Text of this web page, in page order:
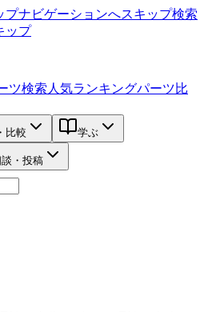
プナビゲーションへスキップ検索
ップ
ツ検索 人気ランキングパーツ比
比較 学ぶ
・投稿